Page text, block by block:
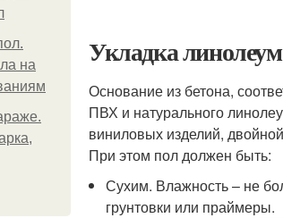
на
Укладка
Основание из бетона,
ПВХ и натурального
виниловых изделий,
При этом пол должен быть:
Сухим. Влажность – не
грунтовки или праймеры.